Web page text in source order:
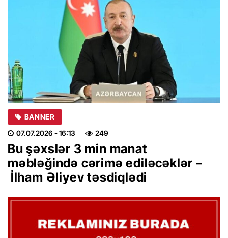
BANNER
07.07.2026 - 16:13 249
Bu şəxslər 3 min manat
məbləğində cərimə ediləcəklər –
İlham Əliyev təsdiqlədi